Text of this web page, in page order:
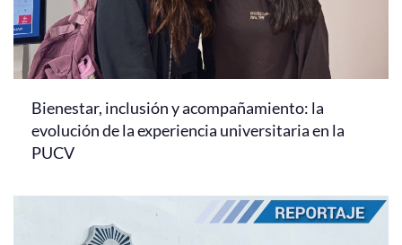
Bienestar, inclusión y acompañamiento: la
evolución de la experiencia universitaria en la
PUCV